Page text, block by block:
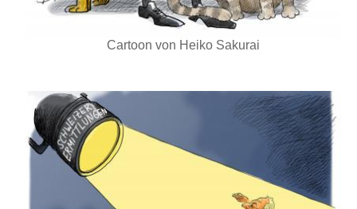
Cartoon von Heiko Sakurai